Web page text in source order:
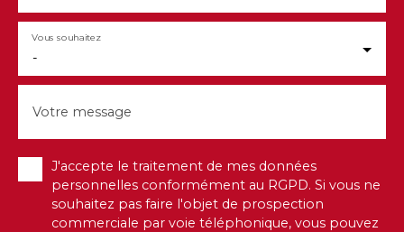
-
Vous souhaitez
Votre message
J'accepte le traitement de mes données
personnelles conformément au RGPD. Si vous ne
souhaitez pas faire l'objet de prospection
commerciale par voie téléphonique, vous pouvez